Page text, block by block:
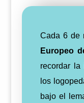
Cada 6 de
Europeo
recordar la
los
bajo el